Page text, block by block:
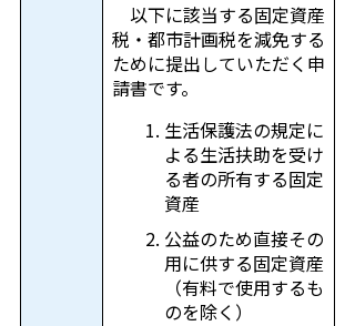
以下に該当する固定資産
税・都市計画税を減免する
ために提出していただく申
請書です。
生活保護法の規定に
よる生活扶助を受け
る者の所有する固定
資産
公益のため直接その
用に供する固定資産
（有料で使用するも
のを除く）